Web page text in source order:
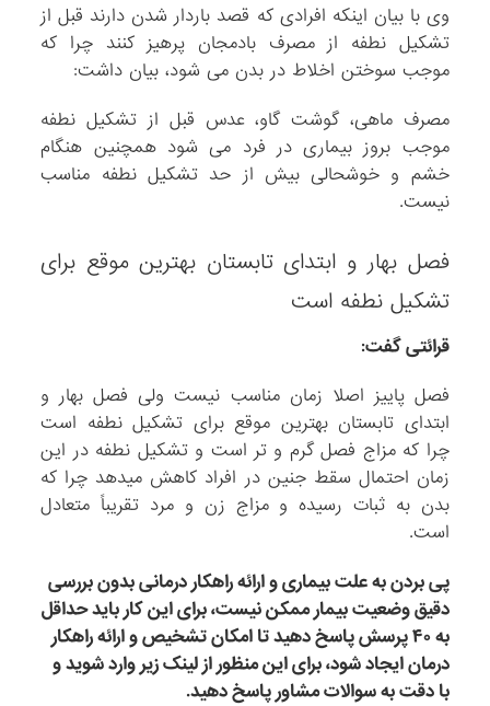
وی با بیان اینکه افرادی که قصد باردار شدن دارند قبل از
تشکیل نطفه از مصرف بادمجان پرهیز کنند چرا که
موجب سوختن اخلاط در بدن می شود، بیان داشت:
مصرف ماهی، گوشت گاو، عدس قبل از تشکیل نطفه
موجب بروز بیماری در فرد می شود همچنین هنگام
خشم و خوشحالی بیش از حد تشکیل نطفه مناسب
نیست.
فصل بهار و ابتدای تابستان بهترین موقع برای
تشکیل نطفه است
قرائتی گفت:
فصل پاییز اصلا زمان مناسب نیست ولی فصل بهار و
ابتدای تابستان بهترین موقع برای تشکیل نطفه است
چرا که مزاج فصل گرم و تر است و تشکیل نطفه در این
زمان احتمال سقط جنین در افراد کاهش میدهد چرا که
بدن به ثبات رسیده و مزاج زن و مرد تقریباً متعادل
است.
پی بردن به علت بیماری و ارائه راهکار درمانی بدون بررسی
دقیق وضعیت بیمار ممکن نیست، برای این کار باید حداقل
به ۴۰ پرسش پاسخ دهید تا امکان تشخیص و ارائه راهکار
درمان ایجاد شود، برای این منظور از لینک زیر وارد شوید و
با دقت به سوالات مشاور پاسخ دهید.